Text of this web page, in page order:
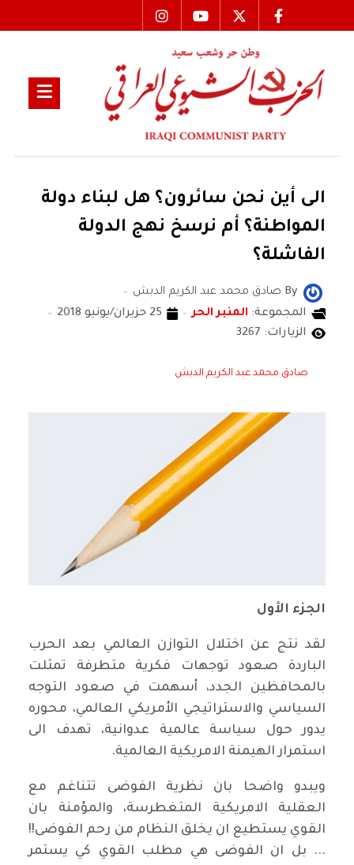
الى أين نحن سائرون؟ هل لبناء دولة
المواطنة؟ أم نرسخ نهج الدولة
الفاشلة؟
By صادق محمد عبد الكريم الدبش
المجموعة: المنبر الحر
25 حزيران/يونيو 2018
الزيارات: 3267
صادق محمد عبد الكريم الدبش
الجزء الأول
لقد نتج عن اختلال التوازن العالمي بعد الحرب
الباردة صعود توجهات فكرية متطرفة تمثلت
بالمحافظين الجدد، أسهمت في صعود التوجه
السياسي والاستراتيجي الأمريكي العالمي، محوره
يدور حول سياسة عالمية عدوانية، تهدف الى
استمرار الهيمنة الامريكية العالمية.
ويبدو واضحا بان نظرية الفوضى تتناغم مع
العقلية الامريكية المتغطرسة، والمؤمنة بان
القوي يستطيع ان يخلق النظام من رحم الفوضى!!
... بل ان الفوضى هي مطلب القوي كي يستمر